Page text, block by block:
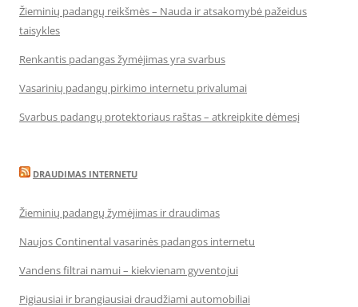
Žieminių padangų reikšmės – Nauda ir atsakomybė pažeidus
taisykles
Renkantis padangas žymėjimas yra svarbus
Vasarinių padangų pirkimo internetu privalumai
Svarbus padangų protektoriaus raštas – atkreipkite dėmesį
DRAUDIMAS INTERNETU
Žieminių padangų žymėjimas ir draudimas
Naujos Continental vasarinės padangos internetu
Vandens filtrai namui – kiekvienam gyventojui
Pigiausiai ir brangiausiai draudžiami automobiliai